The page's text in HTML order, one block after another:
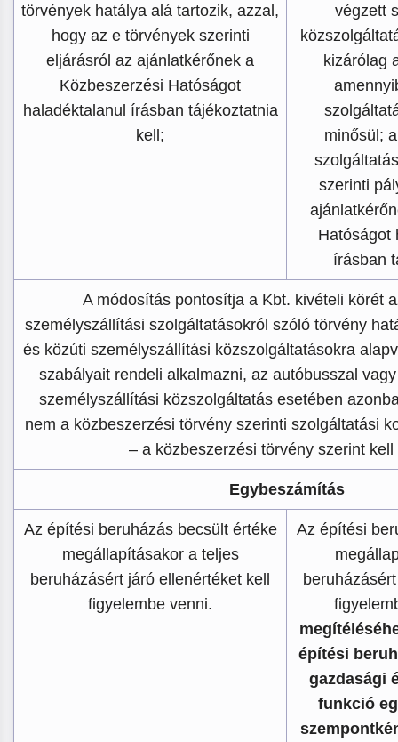
törvények hatálya alá tartozik, azzal,
hogy az e törvények szerinti
eljárásról az ajánlatkérőnek a
Közbeszerzési Hatóságot
haladéktalanul írásban tájékoztatnia
kell;
végzett
kizárólag
minősül;
szerinti
Hatóságot
írásban
A módosítás pontosítja a Kbt. kivételi körét
személyszállítási szolgáltatásokról szóló törvény
és közúti személyszállítási közszolgáltatásokra
szabályait rendeli alkalmazni, az autóbusszal
személyszállítási közszolgáltatás esetében
nem a közbeszerzési törvény szerinti szolgáltatási
– a közbeszerzési törvény szerint kell
Egybeszámítás
Az építési beruházás becsült értéke
megállapításakor a teljes
beruházásért járó ellenértéket kell
figyelembe venni.
Az építési
építési
gazdasági
funkció